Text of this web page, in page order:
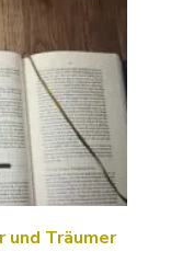
und Träumer